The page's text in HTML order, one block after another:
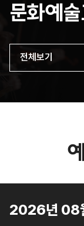
문화예
전체보기
2026년 08